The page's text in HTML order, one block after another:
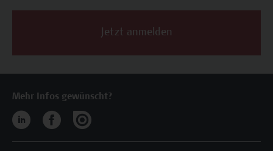
Jetzt anmelden
Mehr Infos gewünscht?